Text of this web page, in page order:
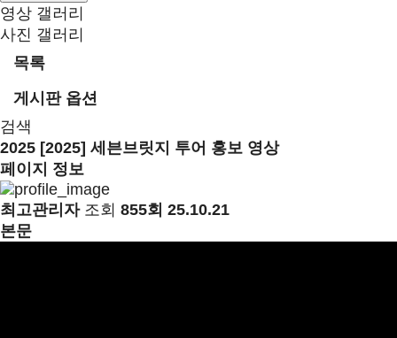
영상 갤러리
사진 갤러리
목록
게시판 옵션
검색
2025 [2025] 세븐브릿지 투어 홍보 영상
페이지 정보
최고관리자 조회 855회 25.10.21
본문